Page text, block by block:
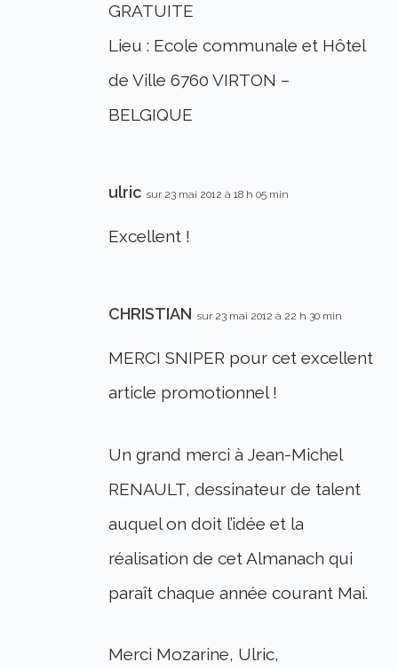
GRATUITE
Lieu : Ecole communale et Hôtel
de Ville 6760 VIRTON –
BELGIQUE
ulric sur 23 mai 2012 à 18 h 05 min
Excellent !
CHRISTIAN sur 23 mai 2012 à 22 h 30 min
MERCI SNIPER pour cet excellent
article promotionnel !
Un grand merci à Jean-Michel
RENAULT, dessinateur de talent
auquel on doit l’idée et la
réalisation de cet Almanach qui
paraît chaque année courant Mai.
Merci Mozarine, Ulric,